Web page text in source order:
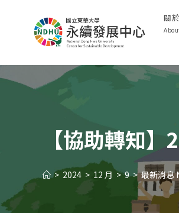
關
【協助轉知
> 2024 > 12 月 > 9 > 最新消息